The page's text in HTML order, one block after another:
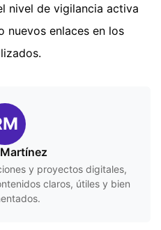
nivel de vigilancia activa
nuevos enlaces en los
y proyectos digitales,
claros, útiles y bien